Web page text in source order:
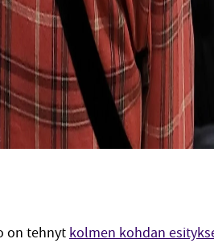
on tehnyt kolmen kohdan